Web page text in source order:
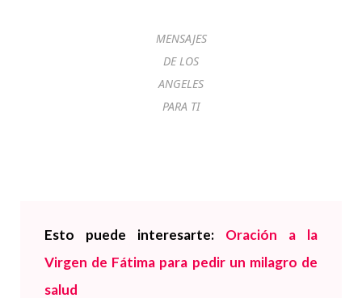
MENSAJES
DE LOS
ANGELES
PARA TI
Esto puede interesarte: Oración a la
Virgen de Fátima para pedir un milagro de
salud